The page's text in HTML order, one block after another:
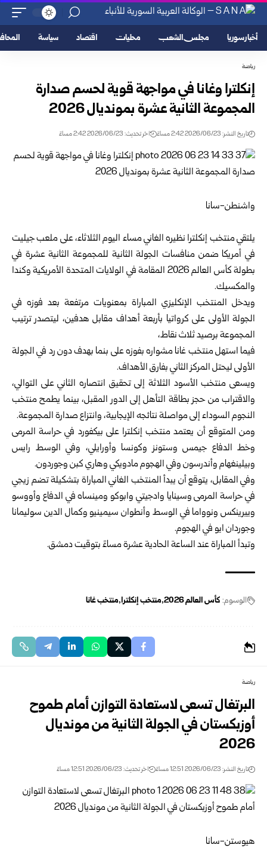
أخبار سوريا مجلس الشعب محليات اقتصاد سياسة
رياضة
إنكلترا وغانا في مواجهة قوية لحسم صدارة
المجموعة الثانية عشرة بمونديال 2026
تاريخ النشر: 2026/06/23 2:42 مساءً اخر تحديث: 2026/06/23 2:42 مساءً
واشنطن-سانا
يلتقي منتخب إنكلترا نظيره الغاني مساء اليوم الثلاثاء، على ملعب جيليت
في أمريكا ضمن منافسات الجولة الثانية للمجموعة الثانية عشرة في
بطولة كأس العالم 2026 المقامة في الولايات المتحدة الأمريكية وكندا
والمكسيك.
ويدخل المنتخب الإنكليزي المباراة بمعنويات مرتفعة بعد فوزه في
الجولة الأولى على كرواتيا بأربعة أهداف مقابل هدفين، ليتصدر ترتيب
المجموعة برصيد ثلاث نقاط،
فيما استهل منتخب غانا مشواره بفوزه على بنما بهدف دون رد في الجولة
الأولى ليحتل المركز الثاني بفارق الأهداف.
ويسعى منتخب الأسود الثلاثة إلى تحقيق انتصاره الثاني على التوالي،
والاقتراب من حجز بطاقة التأهل إلى الدور المقبل، بينما يطمح منتخب
النجوم السوداء إلى مواصلة نتائجه الإيجابية، وانتزاع صدارة المجموعة.
ومن المتوقع أن يعتمد منتخب إنكلترا على بيكفورد في حراسة المرمى
وخط الدفاع جيمس وستونز وكونسا وأورايلي، وفي الوسط رايس
وبيلينغهام وأندرسون وفي الهجوم مادويكي وهاري كبن وجوردون.
وفي المقابل، يتوقع أن يبدأ المنتخب الغاني المباراة بتشكيلة تضم زيجي
في حراسة المرمى وسينايا وادجيتي وابوكو ومينساه في الدفاع وأووسو
وييرينكس ونوواما في الوسط وأنطوان سيمينيو وكمال الدين سوليمانا
وجوردان ايو في الهجوم.
وتبدأ المباراة عند الساعة الحادية عشرة مساءً بتوقيت دمشق.
الوسوم: كأس العالم 2026 منتخب إنكلترا منتخب غانا
رياضة
البرتغال تسعى لاستعادة التوازن أمام طموح
أوزبكستان في الجولة الثانية من مونديال
2026
تاريخ النشر: 2026/06/23 12:51 مساءً اخر تحديث: 2026/06/23 12:51 مساءً
هيوستن-سانا